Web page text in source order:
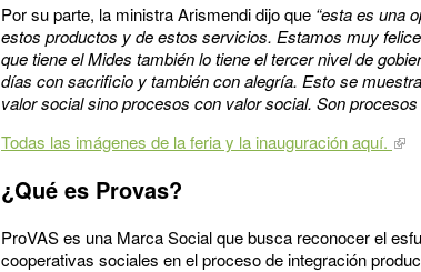
Por su parte, la ministra Arismendi dijo que “esta es una
estos productos y de estos servicios. Estamos muy
que tiene el Mides también lo tiene el tercer nivel de
días con sacrificio y también con alegría. Esto se
valor social sino procesos con valor social. Son
Todas las imágenes de la feria y la inauguración aquí.
¿Qué es Provas?
ProVAS es una Marca Social que busca reconocer el
cooperativas sociales en el proceso de integración